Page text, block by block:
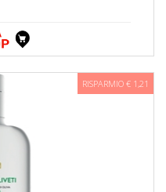
RISPARMIO € 1,21